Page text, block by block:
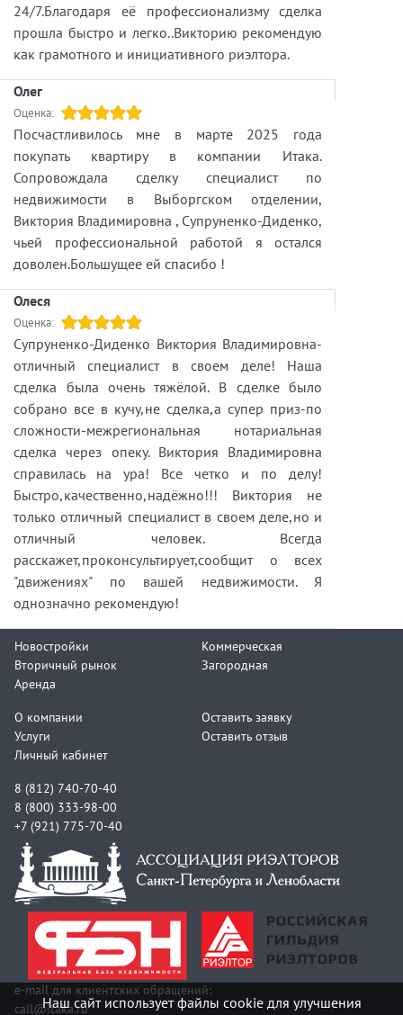
Не упустите шанс стать владельцем этого
прекрасного участка! Звоните, и мы с радостью
ответим на все ваши вопросы и организуем
показ участка!
https://itaka.spb.ru/zagorodnaya-
nedvizhimost/object/2-16759
Агентство недвижимости Выборг -
https://itaka.spb.ru/offices/office/000000026
Купить дом/участок -
https://itaka.spb.ru/zagorodnaya-nedvizhimost
24/7.Благодаря её профессионализму сделка
прошла быстро и легко..Викторию рекомендую
как грамотного и инициативного риэлтора.
Олег
Оценка:
Посчастливилось мне в марте 2025 года
покупать квартиру в компании Итака.
Сопровождала сделку специалист по
недвижимости в Выборгском отделении,
Виктория Владимировна , Супруненко-Диденко,
чьей профессиональной работой я остался
доволен.Большущее ей спасибо !
Олеся
Оценка:
Супруненко-Диденко Виктория Владимировна-
отличный специалист в своем деле! Наша
сделка была очень тяжёлой. В сделке было
собрано все в кучу,не сделка,а супер приз-по
сложности-межрегиональная нотариальная
сделка через опеку. Виктория Владимировна
справилась на ура! Все четко и по делу!
Быстро,качественно,надёжно!!! Виктория не
только отличный специалист в своем деле,но и
отличный человек. Всегда
расскажет,проконсультирует,сообщит о всех
"движениях" по вашей недвижимости. Я
однозначно рекомендую!
Новостройки
Вторичный рынок
Аренда
Коммерческая
Загородная
О компании
Услуги
Личный кабинет
Оставить заявку
Оставить отзыв
8 (812) 740-70-40
8 (800) 333-98-00
+7 (921) 775-70-40
e-mail для клиентских обращений:
call@itaka.ru
Наш сайт использует файлы cookie для улучшения